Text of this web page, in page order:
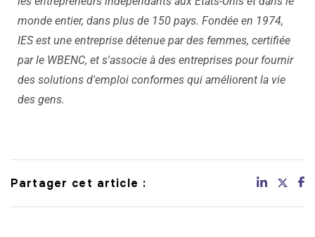
monde entier, dans plus de 150 pays. Fondée en 1974,
IES est une entreprise détenue par des femmes, certifiée
par le WBENC, et s'associe à des entreprises pour fournir
des solutions d'emploi conformes qui améliorent la vie
des gens.
Partager cet article :